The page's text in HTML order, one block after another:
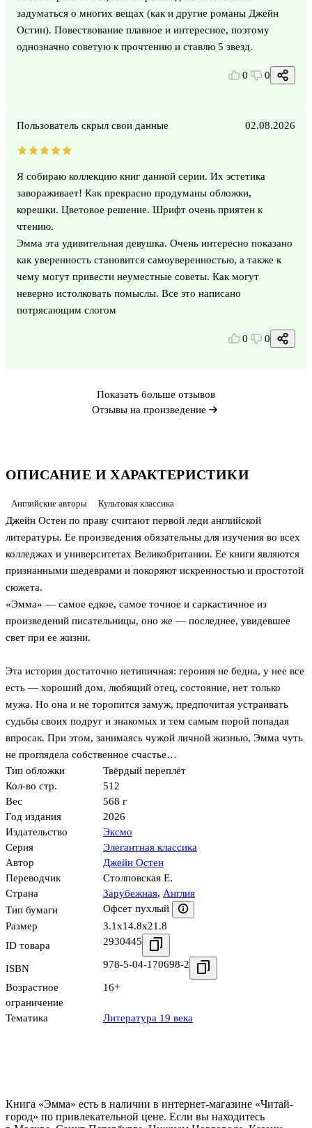
ОПИСАНИЕ И ХАРАКТЕРИСТИКИ
Английские авторы Культовая классика
Джейн Остен по праву считают первой леди английской
литературы. Ее произведения обязательны для изучения во всех
колледжах и университетах Великобритании. Ее книги являются
признанными шедеврами и покоряют искренностью и простотой
сюжета.
«Эмма» — самое едкое, самое точное и саркастичное из
произведений писательницы, оно же — последнее, увидевшее
свет при ее жизни.
Эта история достаточно нетипичная: героиня не бедна, у нее все
есть — хороший дом, любящий отец, состояние, нет только
мужа. Но она и не торопится замуж, предпочитая устраивать
судьбы своих подруг и знакомых и тем самым порой попадая
впросак. При этом, занимаясь чужой личной жизнью, Эмма чуть
не проглядела собственное счастье…
Тип обложки
Твёрдый переплёт
Кол-во стр.
512
Вес
568 г
Год издания
2026
Издательство
Эксмо
Серия
Элегантная классика
Автор
Джейн Остен
Переводчик
Столповская Е.
Страна
Зарубежная, Англия
Тип бумаги
Офсет пухлый
Размер
3.1x14.8x21.8
ID товара
2930445
ISBN 978-5-04-170698-2
Возрастное
ограничение
16+
Тематика Литература 19 века
задуматься о многих вещах (как и другие романы Джейн
Остин). Повествование плавное и интересное, поэтому
однозначно советую к прочтению и ставлю 5 звезд.
0 0
Пользователь скрыл свои данные 02.08.2026
Я собираю коллекцию книг данной серии. Их эстетика
завораживает! Как прекрасно продуманы обложки,
корешки. Цветовое решение. Шрифт очень приятен к
чтению.
Эмма эта удивительная девушка. Очень интересно показано
как уверенность становится самоуверенностью, а также к
чему могут привести неуместные советы. Как могут
неверно истолковать помыслы. Все это написано
потрясающим слогом
0 0
Показать больше отзывов
Отзывы на произведение
Книга «Эмма» есть в наличии в интернет-магазине «Читай-
город» по привлекательной цене. Если вы находитесь